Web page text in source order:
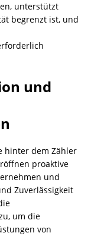
unterstützt
begrenzt ist, und
und
hinter dem Zähler
proaktive
und
Zuverlässigkeit
um die
von